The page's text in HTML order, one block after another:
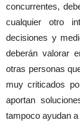
concurrentes,
cualquier otro
decisiones y
deberán valorar
otras personas
muy criticados
aportan
tampoco ayudan